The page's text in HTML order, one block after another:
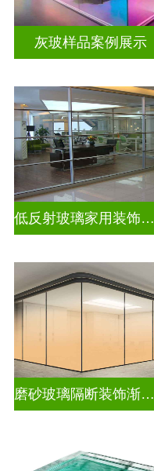
灰玻样品案例展示
低反射玻璃家用装饰玻璃
磨砂玻璃隔断装饰渐变玻璃